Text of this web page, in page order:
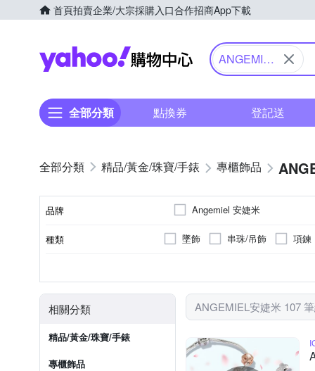
首頁拍賣企業/大宗採購入口合作招商App下載
Yahoo購物中心
ANGEMIEL
全部分類
點換券 登記送
精品/黃金/珠寶/手錶 專櫃飾品
品牌 Angemiel 安婕米
種類 墜飾 串珠/吊飾 項鍊
相關分類
精品/黃金/珠寶/手錶
專櫃飾品
ANGEMIEL安婕米 107